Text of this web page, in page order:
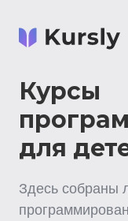
Курсы
для
Здесь собраны